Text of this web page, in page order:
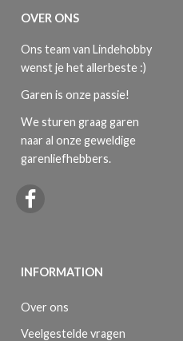
OVER ONS
Ons team van Lindehobby
wenst je het allerbeste :)
Garen is onze passie!
We sturen graag garen
naar al onze geweldige
garenliefhebbers.
INFORMATION
Over ons
Veelgestelde vragen